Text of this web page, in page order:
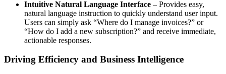
Intuitive Natural Language Interface – Provides easy,
natural language instruction to quickly understand user input.
Users can simply ask “Where do I manage invoices?” or
“How do I add a new subscription?” and receive immediate,
actionable responses.
Driving Efficiency and Business Intelligence